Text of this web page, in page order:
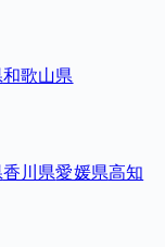
和歌山県
香川県愛媛県高知